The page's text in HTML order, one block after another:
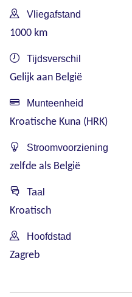
Vliegafstand
1000 km
Tijdsverschil
Gelijk aan België
Munteenheid
Kroatische Kuna (HRK)
Stroomvoorziening
zelfde als België
Taal
Kroatisch
Hoofdstad
Zagreb